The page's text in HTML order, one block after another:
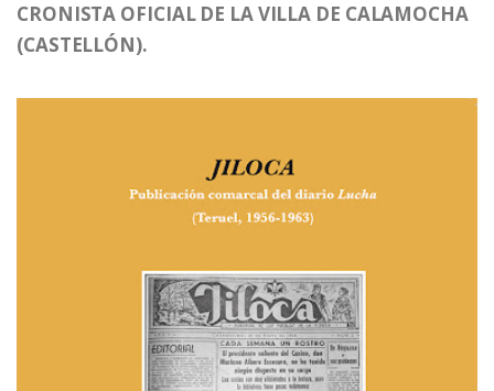
CRONISTA OFICIAL DE LA VILLA DE CALAMOCHA
(CASTELLÓN).